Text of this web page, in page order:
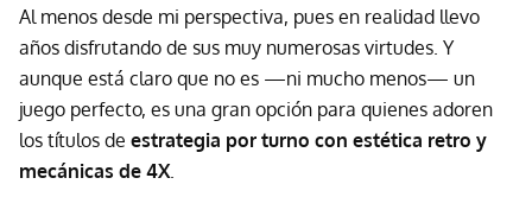
Al menos desde mi perspectiva, pues en realidad llevo
años disfrutando de sus muy numerosas virtudes. Y
aunque está claro que no es —ni mucho menos— un
juego perfecto, es una gran opción para quienes adoren
los títulos de estrategia por turno con estética retro y
mecánicas de 4X.